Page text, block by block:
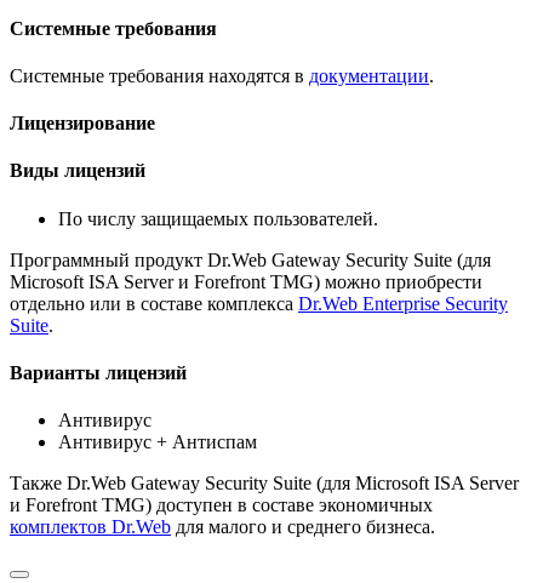
Системные требования
Системные требования находятся в документации.
Лицензирование
Виды лицензий
По числу защищаемых пользователей.
Программный продукт Dr.Web Gateway Security Suite (для
Microsoft ISA Server и Forefront TMG) можно приобрести
отдельно или в составе комплекса Dr.Web Enterprise Security
Suite.
Варианты лицензий
Антивирус
Антивирус + Антиспам
Также Dr.Web Gateway Security Suite (для Microsoft ISA Server
и Forefront TMG) доступен в составе экономичных
комплектов Dr.Web для малого и среднего бизнеса.